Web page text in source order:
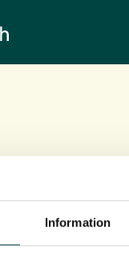
Information
det siste fra
og få inspirasjon,
og